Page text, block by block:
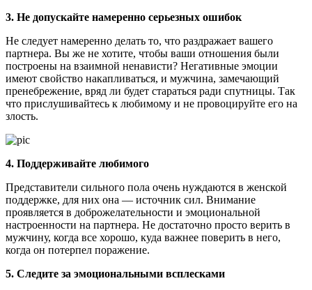
3. Не допускайте намеренно серьезных ошибок
Не следует намеренно делать то, что раздражает вашего
партнера. Вы же не хотите, чтобы ваши отношения были
построены на взаимной ненависти? Негативные эмоции
имеют свойство накапливаться, и мужчина, замечающий
пренебрежение, вряд ли будет стараться ради спутницы. Так
что прислушивайтесь к любимому и не провоцируйте его на
злость.
4. Поддерживайте любимого
Представители сильного пола очень нуждаются в женской
поддержке, для них она — источник сил. Внимание
проявляется в доброжелательности и эмоциональной
настроенности на партнера. Не достаточно просто верить в
мужчину, когда все хорошо, куда важнее поверить в него,
когда он потерпел поражение.
5. Следите за эмоциональными всплесками